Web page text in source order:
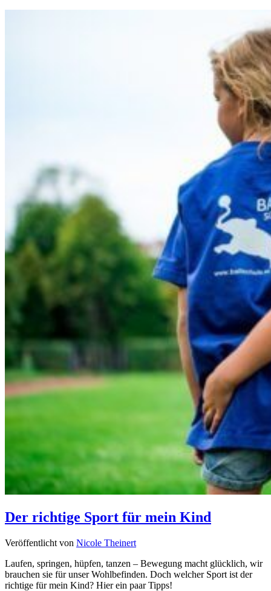
Der richtige Sport für mein Kind
Veröffentlicht von Nicole Theinert
Laufen, springen, hüpfen, tanzen – Bewegung macht glücklich, wir
brauchen sie für unser Wohlbefinden. Doch welcher Sport ist der
richtige für mein Kind? Hier ein paar Tipps!